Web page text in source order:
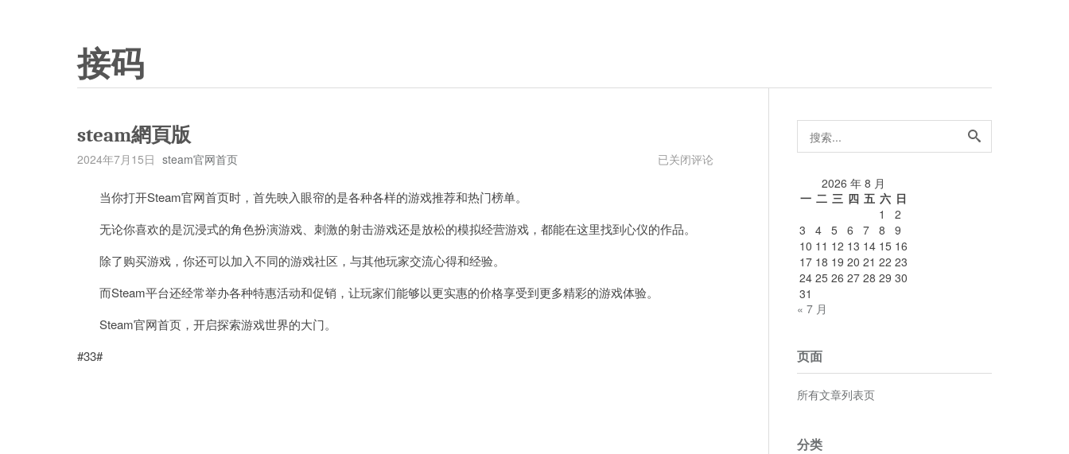
接码
steam網頁版
2024年7月15日 steam官网首页
steam
已关闭评论
当你打开Steam官网首页时，首先映入眼帘的是各种各样的游戏推荐和热门榜单。
无论你喜欢的是沉浸式的角色扮演游戏、刺激的射击游戏还是放松的模拟经营游戏，都能在这里找到心仪的作品。
除了购买游戏，你还可以加入不同的游戏社区，与其他玩家交流心得和经验。
而Steam平台还经常举办各种特惠活动和促销，让玩家们能够以更实惠的价格享受到更多精彩的游戏体验。
Steam官网首页，开启探索游戏世界的大门。
#33#
搜
索...
2026 年 8 月
一 二 三 四 五 六 日
1
2
3
4 5 6 7 8
9
10 11 12 13 14 15 16
17 18 19 20 21 22 23
24 25 26 27 28 29 30
31
« 7 月
页面
所有文章列表页
分类